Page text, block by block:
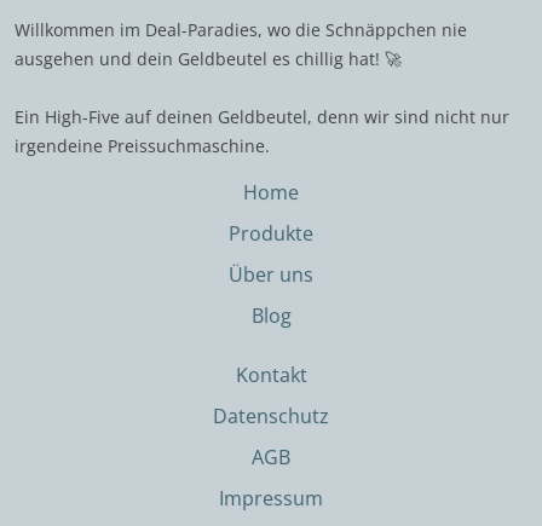
Willkommen im Deal-Paradies, wo die Schnäppchen nie
ausgehen und dein Geldbeutel es chillig hat! 🚀
Ein High-Five auf deinen Geldbeutel, denn wir sind nicht nur
irgendeine Preissuchmaschine.
Home
Produkte
Über uns
Blog
Kontakt
Datenschutz
AGB
Impressum